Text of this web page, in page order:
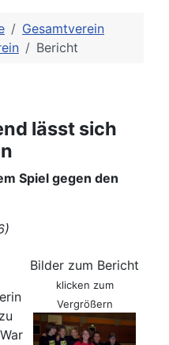
Gesamtverein
Bericht
lässt sich
Spiel gegen den
Bilder zum Bericht
klicken zum
Vergrößern